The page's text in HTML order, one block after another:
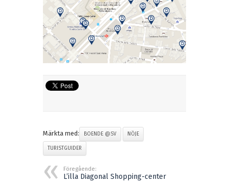
Märkta med: BOENDE @SV NÖJE
TURISTGUIDER
Föregående:
L’illa Diagonal Shopping-center